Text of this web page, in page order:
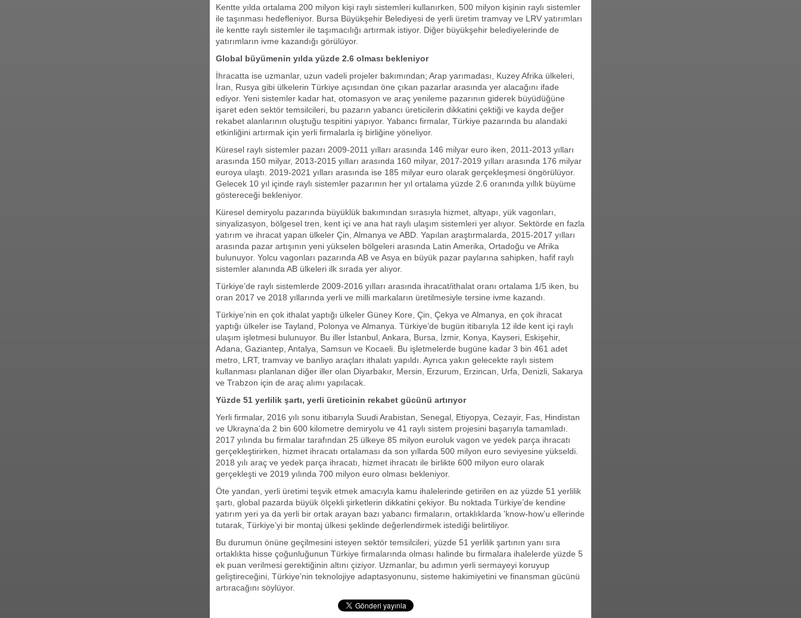
Kentte yılda ortalama 200 milyon kişi raylı sistemleri kullanırken, 500 milyon kişinin raylı sistemler
ile taşınması hedefleniyor. Bursa Büyükşehir Belediyesi de yerli üretim tramvay ve LRV yatırımları
ile kentte raylı sistemler ile taşımacılığı artırmak istiyor. Diğer büyükşehir belediyelerinde de
yatırımların ivme kazandığı görülüyor.
Global büyümenin yılda yüzde 2.6 olması bekleniyor
İhracatta ise uzmanlar, uzun vadeli projeler bakımından; Arap yarımadası, Kuzey Afrika ülkeleri,
İran, Rusya gibi ülkelerin Türkiye açısından öne çıkan pazarlar arasında yer alacağını ifade
ediyor. Yeni sistemler kadar hat, otomasyon ve araç yenileme pazarının giderek büyüdüğüne
işaret eden sektör temsilcileri, bu pazarın yabancı üreticilerin dikkatini çektiği ve kayda değer
rekabet alanlarının oluştuğu tespitini yapıyor. Yabancı firmalar, Türkiye pazarında bu alandaki
etkinliğini artırmak için yerli firmalarla iş birliğine yöneliyor.
Küresel raylı sistemler pazarı 2009-2011 yılları arasında 146 milyar euro iken, 2011-2013 yılları
arasında 150 milyar, 2013-2015 yılları arasında 160 milyar, 2017-2019 yılları arasında 176 milyar
euroya ulaştı. 2019-2021 yılları arasında ise 185 milyar euro olarak gerçekleşmesi öngörülüyor.
Gelecek 10 yıl içinde raylı sistemler pazarının her yıl ortalama yüzde 2.6 oranında yıllık büyüme
göstereceği bekleniyor.
Küresel demiryolu pazarında büyüklük bakımından sırasıyla hizmet, altyapı, yük vagonları,
sinyalizasyon, bölgesel tren, kent içi ve ana hat raylı ulaşım sistemleri yer alıyor. Sektörde en fazla
yatırım ve ihracat yapan ülkeler Çin, Almanya ve ABD. Yapılan araştırmalarda, 2015-2017 yılları
arasında pazar artışının yeni yükselen bölgeleri arasında Latin Amerika, Ortadoğu ve Afrika
bulunuyor. Yolcu vagonları pazarında AB ve Asya en büyük pazar paylarına sahipken, hafif raylı
sistemler alanında AB ülkeleri ilk sırada yer alıyor.
Türkiye’de raylı sistemlerde 2009-2016 yılları arasında ihracat/ithalat oranı ortalama 1/5 iken, bu
oran 2017 ve 2018 yıllarında yerli ve milli markaların üretilmesiyle tersine ivme kazandı.
Türkiye’nin en çok ithalat yaptığı ülkeler Güney Kore, Çin, Çekya ve Almanya, en çok ihracat
yaptığı ülkeler ise Tayland, Polonya ve Almanya. Türkiye’de bugün itibarıyla 12 ilde kent içi raylı
ulaşım işletmesi bulunuyor. Bu iller İstanbul, Ankara, Bursa, İzmir, Konya, Kayseri, Eskişehir,
Adana, Gaziantep, Antalya, Samsun ve Kocaeli. Bu işletmelerde bugüne kadar 3 bin 461 adet
metro, LRT, tramvay ve banliyo araçları ithalatı yapıldı. Ayrıca yakın gelecekte raylı sistem
kullanması planlanan diğer iller olan Diyarbakır, Mersin, Erzurum, Erzincan, Urfa, Denizli, Sakarya
ve Trabzon için de araç alımı yapılacak.
Yüzde 51 yerlilik şartı, yerli üreticinin rekabet gücünü artırıyor
Yerli firmalar, 2016 yılı sonu itibarıyla Suudi Arabistan, Senegal, Etiyopya, Cezayir, Fas, Hindistan
ve Ukrayna’da 2 bin 600 kilometre demiryolu ve 41 raylı sistem projesini başarıyla tamamladı.
2017 yılında bu firmalar tarafından 25 ülkeye 85 milyon euroluk vagon ve yedek parça ihracatı
gerçekleştirirken, hizmet ihracatı ortalaması da son yıllarda 500 milyon euro seviyesine yükseldi.
2018 yılı araç ve yedek parça ihracatı, hizmet ihracatı ile birlikte 600 milyon euro olarak
gerçekleşti ve 2019 yılında 700 milyon euro olması bekleniyor.
Öte yandan, yerli üretimi teşvik etmek amacıyla kamu ihalelerinde getirilen en az yüzde 51 yerlilik
şartı, global pazarda büyük ölçekli şirketlerin dikkatini çekiyor. Bu noktada Türkiye’de kendine
yatırım yeri ya da yerli bir ortak arayan bazı yabancı firmaların, ortaklıklarda 'know-how’u ellerinde
tutarak, Türkiye’yi bir montaj ülkesi şeklinde değerlendirmek istediği belirtiliyor.
Bu durumun önüne geçilmesini isteyen sektör temsilcileri, yüzde 51 yerlilik şartının yanı sıra
ortaklıkta hisse çoğunluğunun Türkiye firmalarında olması halinde bu firmalara ihalelerde yüzde 5
ek puan verilmesi gerektiğinin altını çiziyor. Uzmanlar, bu adımın yerli sermayeyi koruyup
geliştireceğini, Türkiye’nin teknolojiye adaptasyonunu, sisteme hakimiyetini ve finansman gücünü
artıracağını söylüyor.